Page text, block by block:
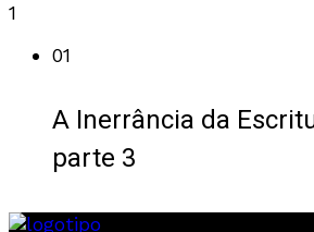
1
01
A Inerrância da
parte 3